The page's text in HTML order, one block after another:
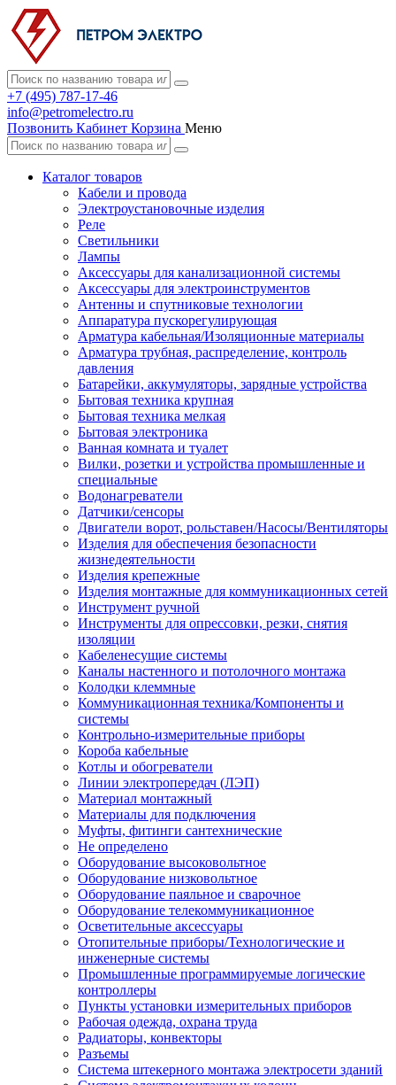
+7 (495) 787-17-46
info@petromelectro.ru
Позвонить Кабинет Корзина Меню
Каталог товаров
Кабели и провода
Электроустановочные изделия
Реле
Светильники
Лампы
Аксессуары для канализационной системы
Аксессуары для электроинструментов
Антенны и спутниковые технологии
Аппаратура пускорегулирующая
Арматура кабельная/Изоляционные материалы
Арматура трубная, распределение, контроль
давления
Батарейки, аккумуляторы, зарядные устройства
Бытовая техника крупная
Бытовая техника мелкая
Бытовая электроника
Ванная комната и туалет
Вилки, розетки и устройства промышленные и
специальные
Водонагреватели
Датчики/сенсоры
Двигатели ворот, рольставен/Насосы/Вентиляторы
Изделия для обеспечения безопасности
жизнедеятельности
Изделия крепежные
Изделия монтажные для коммуникационных сетей
Инструмент ручной
Инструменты для опрессовки, резки, снятия
изоляции
Кабеленесущие системы
Каналы настенного и потолочного монтажа
Колодки клеммные
Коммуникационная техника/Компоненты и
системы
Контрольно-измерительные приборы
Короба кабельные
Котлы и обогреватели
Линии электропередач (ЛЭП)
Материал монтажный
Материалы для подключения
Муфты, фитинги сантехнические
Не определено
Оборудование высоковольтное
Оборудование низковольтное
Оборудование паяльное и сварочное
Оборудование телекоммуникационное
Осветительные аксессуары
Отопительные приборы/Технологические и
инженерные системы
Промышленные программируемые логические
контроллеры
Пункты установки измерительных приборов
Рабочая одежда, охрана труда
Радиаторы, конвекторы
Разъемы
Система штекерного монтажа электросети зданий